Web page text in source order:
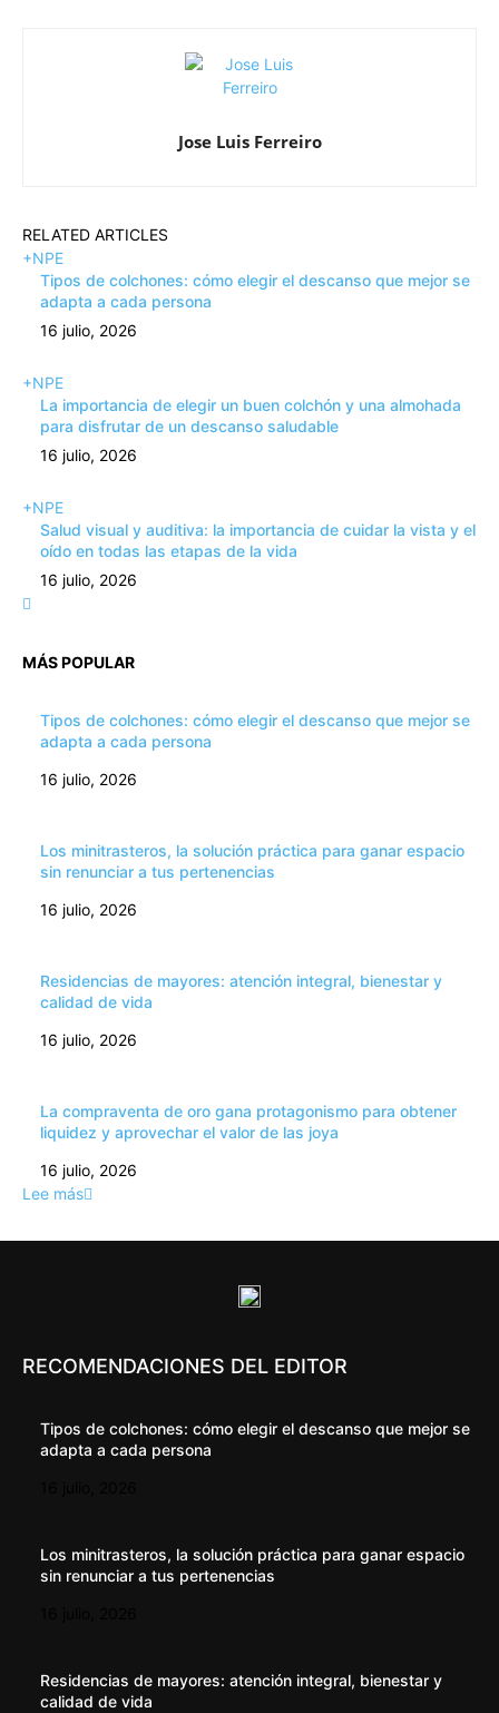
Jose Luis Ferreiro
RELATED ARTICLES
+NPE
Tipos de colchones: cómo elegir el descanso que mejor se
adapta a cada persona
16 julio, 2026
+NPE
La importancia de elegir un buen colchón y una almohada
para disfrutar de un descanso saludable
16 julio, 2026
+NPE
Salud visual y auditiva: la importancia de cuidar la vista y el
oído en todas las etapas de la vida
16 julio, 2026
MÁS POPULAR
Tipos de colchones: cómo elegir el descanso que mejor se
adapta a cada persona
16 julio, 2026
Los minitrasteros, la solución práctica para ganar espacio
sin renunciar a tus pertenencias
16 julio, 2026
Residencias de mayores: atención integral, bienestar y
calidad de vida
16 julio, 2026
La compraventa de oro gana protagonismo para obtener
liquidez y aprovechar el valor de las joya
16 julio, 2026
Lee más
RECOMENDACIONES DEL EDITOR
Tipos de colchones: cómo elegir el descanso que mejor se
adapta a cada persona
Los minitrasteros, la solución práctica para ganar espacio
sin renunciar a tus pertenencias
Residencias de mayores: atención integral, bienestar y
calidad de vida